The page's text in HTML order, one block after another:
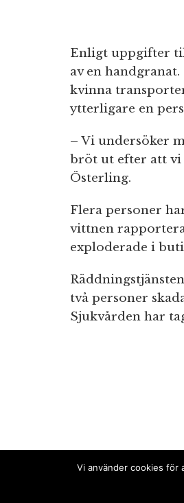
Enligt uppgifter
av en
kvinna
ytterligare en
– Vi undersöker
bröt ut efter att vi
Österling.
Flera personer
vittnen
exploderade i
två personer
Sjukvården har
Vi använder cookies för